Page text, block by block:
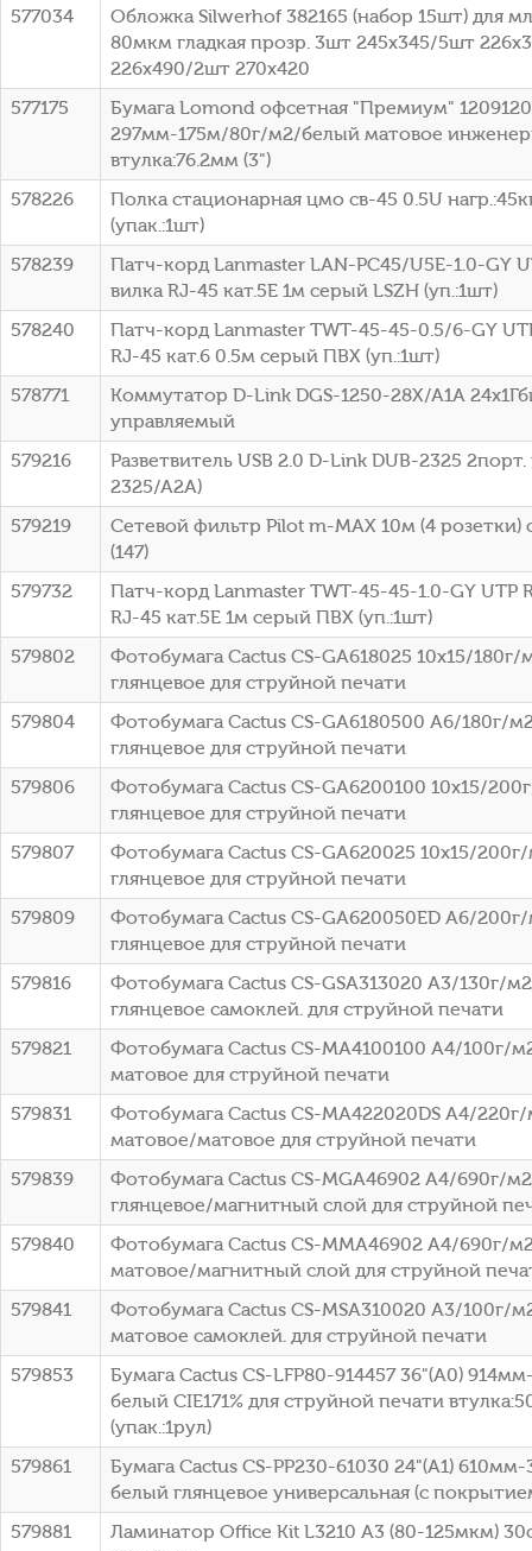
577034
Обложка Silwerhof 382165 (набор 15шт) для
80мкм гладкая прозр. 3шт 245х345/5шт
226х490/2шт 270х420
577175
Бумага Lomond офсетная "Премиум"
297мм-175м/80г/м2/белый матовое
втулка:76.2мм (3")
578226
Полка стационарная цмо св-45 0.5U
(упак.:1шт)
578239
Патч-корд Lanmaster LAN-PC45/U5E-1.0-GY
вилка RJ-45 кат.5E 1м серый LSZH (уп.:1шт)
578240
Патч-корд Lanmaster TWT-45-45-0.5/6-GY
RJ-45 кат.6 0.5м серый ПВХ (уп.:1шт)
578771
Коммутатор D-Link DGS-1250-28X/A1A
управляемый
579216
Разветвитель USB 2.0 D-Link DUB-2325
2325/A2A)
579219
Сетевой фильтр Pilot m-MAX 10м (4 розетки)
(147)
579732
Патч-корд Lanmaster TWT-45-45-1.0-GY UTP
RJ-45 кат.5E 1м серый ПВХ (уп.:1шт)
579802
Фотобумага Cactus CS-GA618025 10x15/
глянцевое для струйной печати
579804
Фотобумага Cactus CS-GA6180500 A6/180г/
глянцевое для струйной печати
579806
Фотобумага Cactus CS-GA6200100 10x15/
глянцевое для струйной печати
579807
Фотобумага Cactus CS-GA620025 10x15/
глянцевое для струйной печати
579809
Фотобумага Cactus CS-GA620050ED A6/
глянцевое для струйной печати
579816
Фотобумага Cactus CS-GSA313020 A3/130г/
глянцевое самоклей. для струйной печати
579821
Фотобумага Cactus CS-MA4100100 A4/100г/
матовое для струйной печати
579831
Фотобумага Cactus CS-MA422020DS A4/
матовое/матовое для струйной печати
579839
Фотобумага Cactus CS-MGA46902 A4/690г/
глянцевое/магнитный слой для струйной
579840
Фотобумага Cactus CS-MMA46902 A4/690г/
матовое/магнитный слой для струйной
579841
Фотобумага Cactus CS-MSA310020 A3/100г/
матовое самоклей. для струйной печати
579853
Бумага Cactus CS-LFP80-914457 36"(A0)
белый CIE171% для струйной печати
(упак.:1рул)
579861
Бумага Cactus CS-PP230-61030 24"(A1)
белый глянцевое универсальная (с
579881
Ламинатор Office Kit L3210 A3 (80-125мкм)